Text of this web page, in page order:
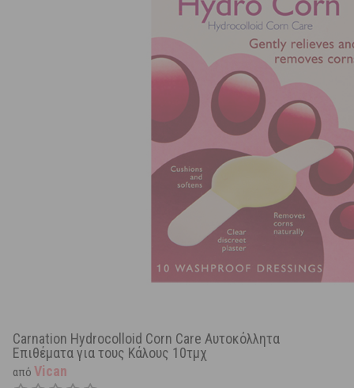
Carnation Hydrocolloid Corn Care Αυτοκόλλητα
Επιθέματα για τους Κάλους 10τμχ
από Vican